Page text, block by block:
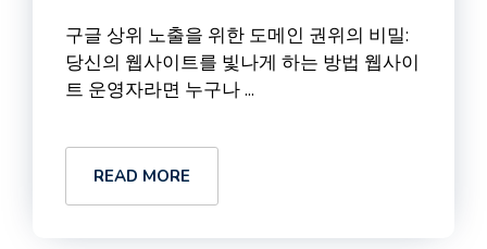
구글 상위 노출을 위한 도메인 권위의 비밀:
당신의 웹사이트를 빛나게 하는 방법 웹사이
트 운영자라면 누구나 ...
READ MORE